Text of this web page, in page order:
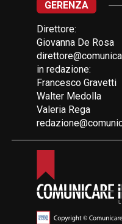
GERENZA
Direttore:
Giovanna De Rosa
in redazione:
Francesco Gravetti
Walter Medolla
Valeria Rega